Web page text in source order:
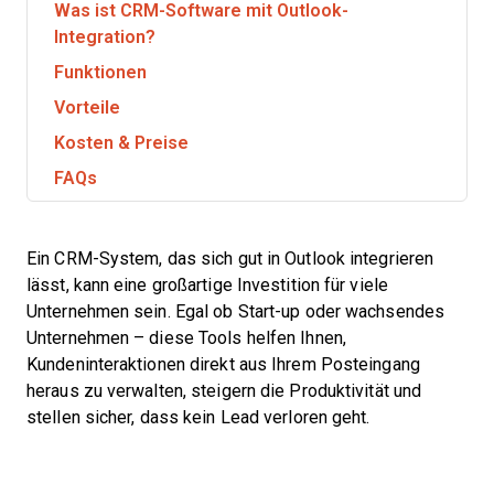
Was ist CRM-Software mit Outlook-
Integration?
Funktionen
Vorteile
Kosten & Preise
FAQs
Ein CRM-System, das sich gut in Outlook integrieren
lässt, kann eine großartige Investition für viele
Unternehmen sein. Egal ob Start-up oder wachsendes
Unternehmen – diese Tools helfen Ihnen,
Kundeninteraktionen direkt aus Ihrem Posteingang
heraus zu verwalten, steigern die Produktivität und
stellen sicher, dass kein Lead verloren geht.